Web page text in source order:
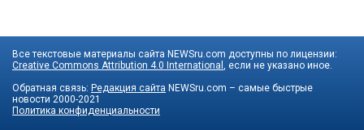
Все текстовые материалы сайта NEWSru.com доступны по лицензии:
Creative Commons Attribution 4.0 International
, если не указано иное.
Обратная связь: Редакция сайта NEWSru.com – самые быстрые
новости 2000-2021
Политика конфиденциальности